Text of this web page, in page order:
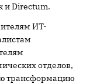
и Directum.
ИТ-
отделов,
трансформацию